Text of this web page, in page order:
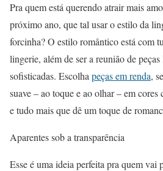
Pra quem está querendo atrair mais
próximo ano, que tal usar o estilo da
forcinha? O estilo romântico está com
lingerie, além de ser a reunião de
sofisticadas. Escolha peças em renda,
suave – ao toque e ao olhar – em cores
e tudo mais que dê um toque de
Aparentes sob a transparência
Esse é uma ideia perfeita pra quem vai